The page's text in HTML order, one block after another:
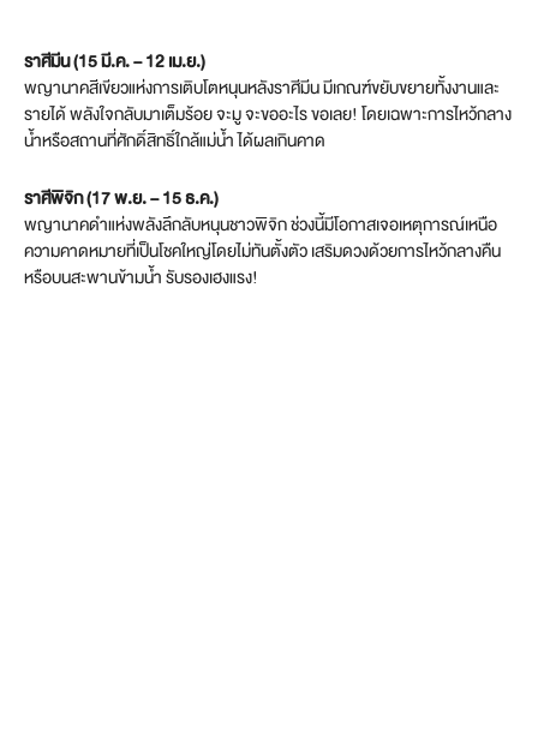
ราศีมีน (15 มี.ค. – 12 เม.ย.)
พญานาคสีเขียวแห่งการเติบโตหนุนหลังราศีมีน มีเกณฑ์ขยับขยายทั้งงานและ
รายได้ พลังใจกลับมาเต็มร้อย จะมู จะขออะไร ขอเลย! โดยเฉพาะการไหว้กลาง
น้ำหรือสถานที่ศักดิ์สิทธิ์ใกล้แม่น้ำ ได้ผลเกินคาด
ราศีพิจิก (17 พ.ย. – 15 ธ.ค.)
พญานาคดำแห่งพลังลึกลับหนุนชาวพิจิก ช่วงนี้มีโอกาสเจอเหตุการณ์เหนือ
ความคาดหมายที่เป็นโชคใหญ่โดยไม่ทันตั้งตัว เสริมดวงด้วยการไหว้กลางคืน
หรือบนสะพานข้ามน้ำ รับรองเฮงแรง!